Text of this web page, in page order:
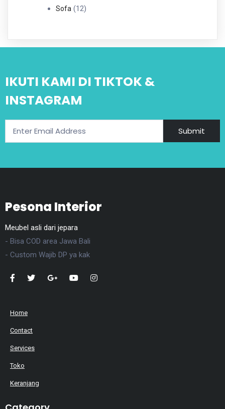
Produk
Sofa 1212
IKUTI KAMI DI TIKTOK &
INSTAGRAM
Submit
Pesona Interior
Meubel asli dari jepara
- Bisa COD area Jawa Bali
- Custom Wajib DP ya kak
Home
Contact
Services
Toko
Keranjang